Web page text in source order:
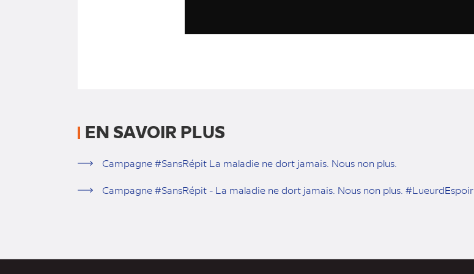
EN SAVOIR PLUS
Campagne #SansRépit La maladie ne dort jamais. Nous non plus.
Campagne #SansRépit - La maladie ne dort jamais. Nous non plus. #LueurdEspoir